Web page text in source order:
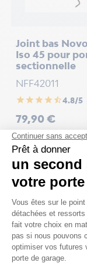
Joint bas
Iso 45 pour
sectionnelle
NFF42011
star star star star star_half4.8/5
Prix
79,90 €